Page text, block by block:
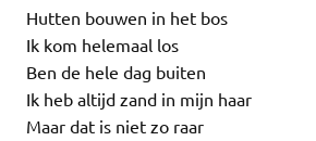
Hutten bouwen in het bos
Ik kom helemaal los
Ben de hele dag buiten
Ik heb altijd zand in mijn haar
Maar dat is niet zo raar